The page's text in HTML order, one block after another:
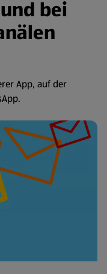
bei
App, auf der